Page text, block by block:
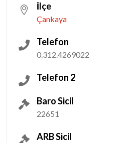
İlçe
Çankaya
Telefon
0.312.4269022
Telefon 2
Baro Sicil
22651
ARB Sicil